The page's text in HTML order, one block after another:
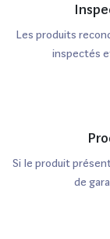
Les produits
inspectés
Si le produit
de